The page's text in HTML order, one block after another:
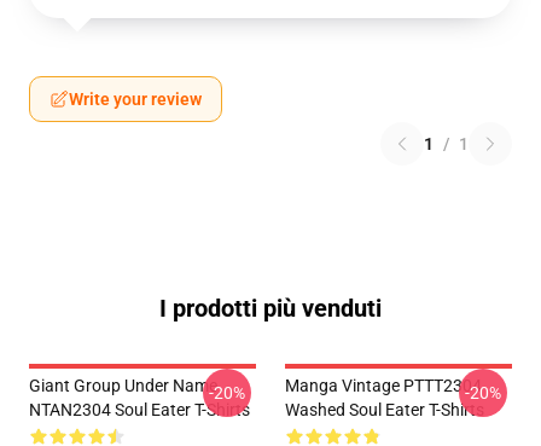
Write your review
1 / 1
I prodotti più venduti
Giant Group Under Name
NTAN2304 Soul Eater T-Shirts
-20%
Manga Vintage PTTT2304
Washed Soul Eater T-Shirts
-20%